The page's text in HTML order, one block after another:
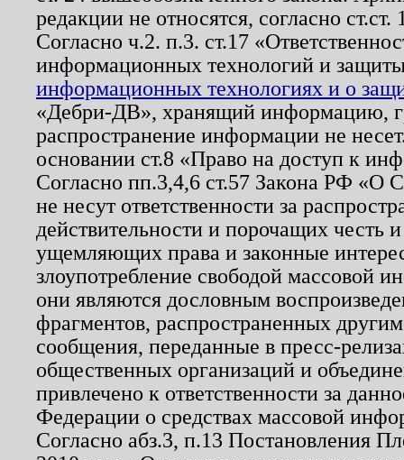
редакции не относятся, согласно
Согласно ч.2. п.3. ст.17
информационных технологий и
информационных технологиях и о
«Дебри-ДВ», хранящий информацию,
распространение информации не
основании ст.8 «Право на доступ к
Согласно пп.3,4,6 ст.57 Закона РФ «О
не несут ответственности за
действительности и порочащих честь
ущемляющих права и законные
злоупотребление свободой массовой
они являются дословным
фрагментов, распространенных
сообщения, переданные в пресс-
общественных организаций и
привлечено к ответственности за
Федерации о средствах массовой
Согласно абз.3, п.13 Постановления